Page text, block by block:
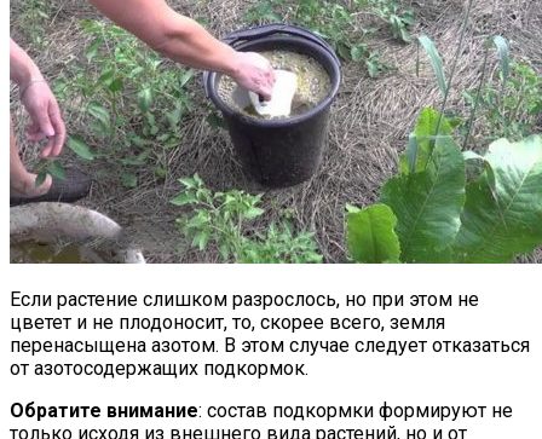
Если растение слишком разрослось, но при этом не
цветет и не плодоносит, то, скорее всего, земля
перенасыщена азотом. В этом случае следует отказаться
от азотосодержащих подкормок.
Обратите внимание: состав подкормки формируют не
только исходя из внешнего вида растений, но и от